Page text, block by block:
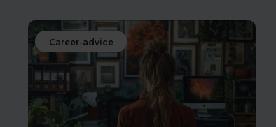
Career-advice